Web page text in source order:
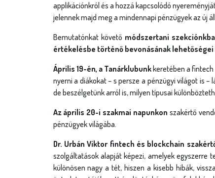
applikációnkról és a hozzá kapcsolódó
jelennek majd meg a mindennapi pénzügyek az új
Bemutatónkat követő módszertani
értékelésbe történő bevonásának lehetőségei
Április 19-én, a Tanárklubunkkeretében a fintech
nyerni a diákokat – s persze a pénzügyi világot is –
de beszélgetünk arról is, milyen típusai
Az április 20-i szakmai napunkon szakértő
pénzügyek világába.
Dr. Urbán Viktor fintech és blockchain
szolgáltatások alapját képezi, amelyek
különösen nagy a tét, hiszen a kisebb hibák,